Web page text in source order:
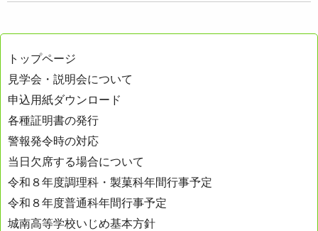
トップページ
見学会・説明会について
申込用紙ダウンロード
各種証明書の発行
警報発令時の対応
当日欠席する場合について
令和８年度調理科・製菓科年間行事予定
令和８年度普通科年間行事予定
城南高等学校いじめ基本方針